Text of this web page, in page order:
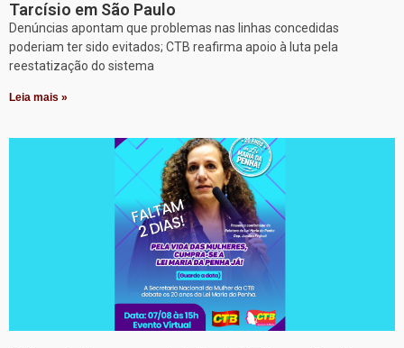
Tarcísio em São Paulo
Denúncias apontam que problemas nas linhas concedidas
poderiam ter sido evitados; CTB reafirma apoio à luta pela
reestatização do sistema
Leia mais »